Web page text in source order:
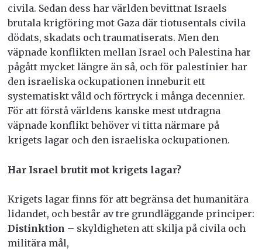
civila. Sedan dess har världen bevittnat Israels
brutala krigföring mot Gaza där tiotusentals civila
dödats, skadats och traumatiserats. Men den
väpnade konflikten mellan Israel och Palestina har
pågått mycket längre än så, och för palestinier har
den israeliska ockupationen inneburit ett
systematiskt våld och förtryck i många decennier.
För att förstå världens kanske mest utdragna
väpnade konflikt behöver vi titta närmare på
krigets lagar och den israeliska ockupationen.
Har Israel brutit mot krigets lagar?
Krigets lagar finns för att begränsa det humanitära
lidandet, och består av tre grundläggande principer:
Distinktion – skyldigheten att skilja på civila och
militära mål,